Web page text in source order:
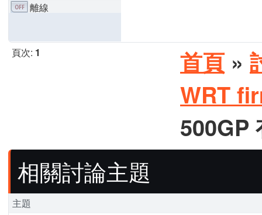
離線
頁次: 1 首頁 »
WRT
500GP
相關討論主題
主題